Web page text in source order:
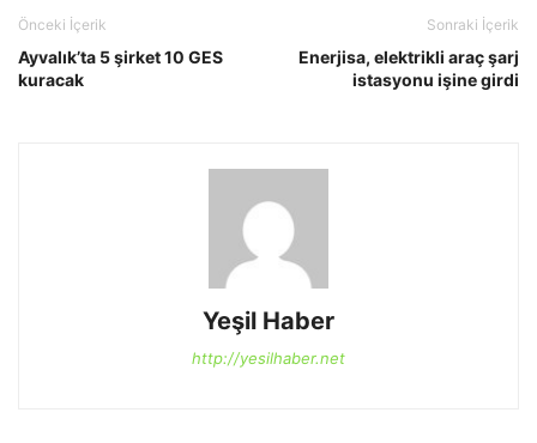
Önceki İçerik
Ayvalık’ta 5 şirket 10 GES
kuracak
Sonraki İçerik
Enerjisa, elektrikli araç şarj
istasyonu işine girdi
Yeşil Haber
http://yesilhaber.net